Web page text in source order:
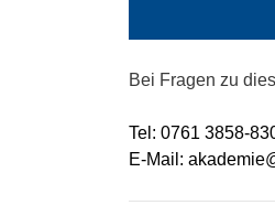
Bei Fragen zu
Tel: 0761 3858-
E-Mail: